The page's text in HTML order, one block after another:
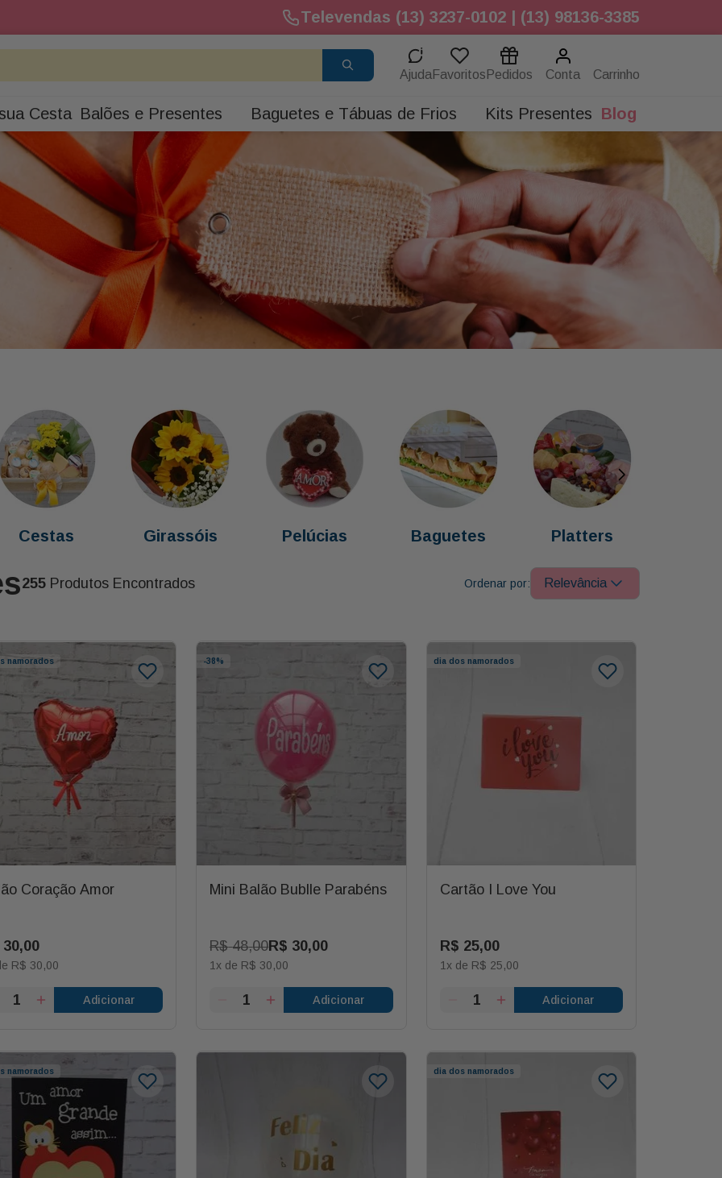
Televendas (13) 3237-0102 | (13) 98136-3385
Ajuda Favoritos Pedidos Conta
Cesta Balões e Presentes Baguetes e Tábuas de Frios Kits Presentes Blog
Cestas Girassóis Pelúcias Baguetes Platters
255 Produtos Encontrados Relevância
namorados
Coração Amor
30,00
R$ 30,00
Adicionar
-38%
Mini Balão Bublle Parabéns
R$ 48,00R$ 30,00
1x de R$ 30,00
Adicionar
dia dos namorados
Cartão I Love You
R$ 25,00
1x de R$ 25,00
Adicionar
namorados dia dos namorados